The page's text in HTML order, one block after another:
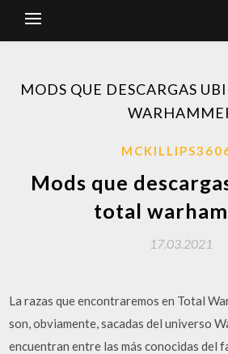
MODS QUE DESCARGAS
Mods que
total
17.03.2021
La razas que encontraremos en Total
son, obviamente, sacadas del universo
encuentran entre las más conocidas del